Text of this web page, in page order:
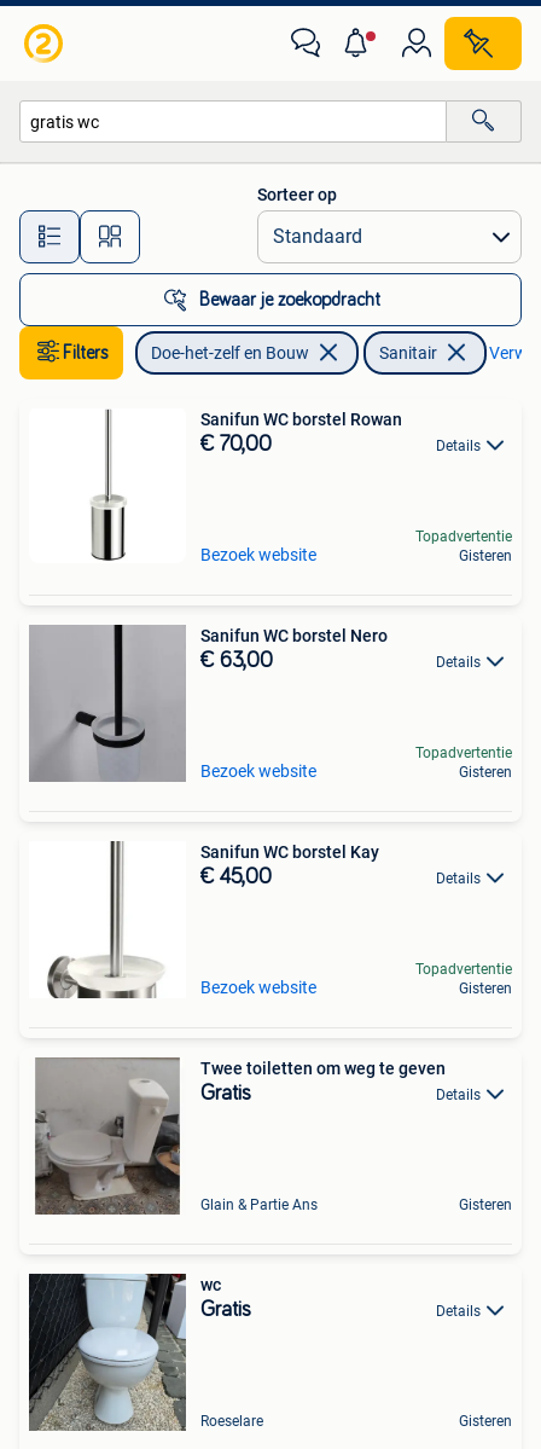
Alle afstanden…
Sorteer op
Bewaar je zoekopdracht
Filters Doe-het-zelf en Bouw Sanitair
Sanifun WC borstel Rowan
€ 70,00 Details
Bezoek website
Topadvertentie
Gisteren
Sanifun WC borstel Nero
€ 63,00 Details
Bezoek website
Topadvertentie
Gisteren
Sanifun WC borstel Kay
€ 45,00 Details
Bezoek website
Topadvertentie
Gisteren
Twee toiletten om weg te geven
Gratis Details
Glain & Partie Ans Gisteren
wc
Gratis Details
Roeselare Gisteren